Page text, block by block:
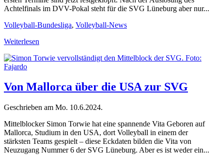
Achtelfinals im DVV-Pokal steht für die SVG Lüneburg aber nur...
Volleyball-Bundesliga, Volleyball-News
Weiterlesen
Von Mallorca über die USA zur SVG
Geschrieben am Mo. 10.6.2024.
Mittelblocker Simon Torwie hat eine spannende Vita Geboren auf
Mallorca, Studium in den USA, dort Volleyball in einem der
stärksten Teams gespielt – diese Eckdaten bilden die Vita von
Neuzugang Nummer 6 der SVG Lüneburg. Aber es ist weder ein...